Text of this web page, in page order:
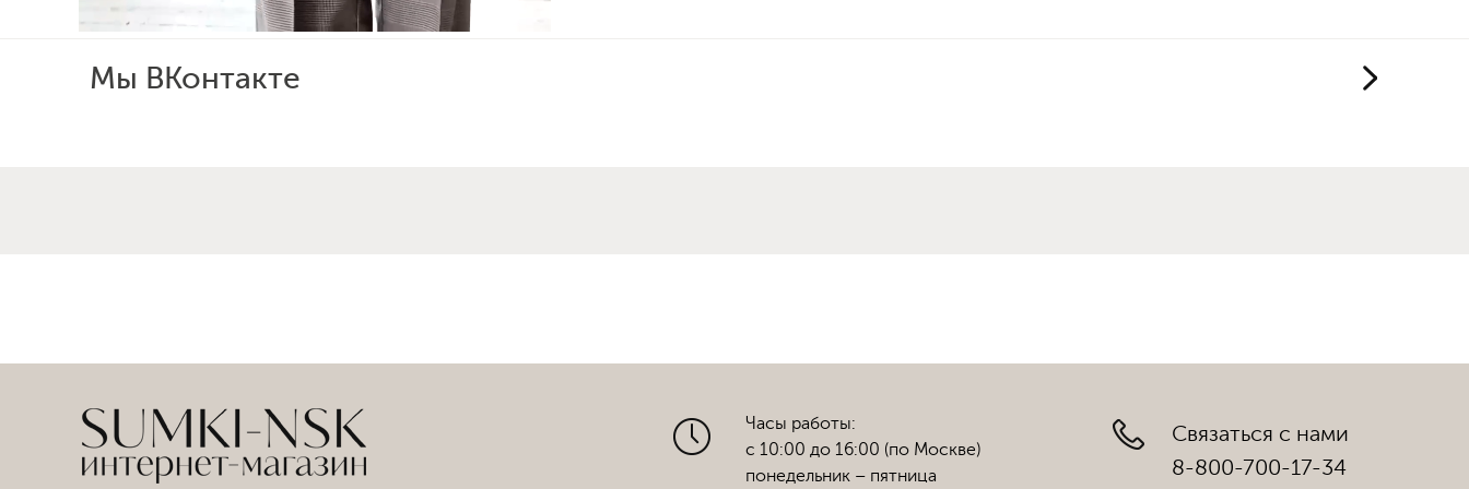
Мы ВКонтакте
Часы работы:
с 10:00 до 16:00 (по Москве)
понедельник – пятница
Связаться с нами
8-800-700-17-34